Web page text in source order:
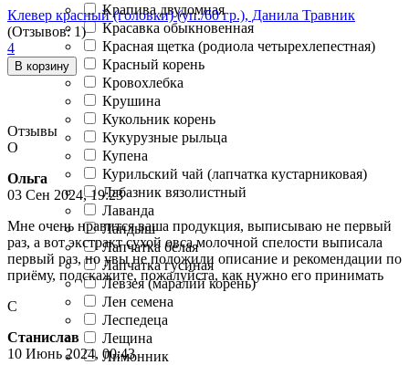
Крапива двудомная
Красавка обыкновенная
Красная щетка (родиола четырехлепестная)
Красный корень
Кровохлебка
Крушина
Кукольник корень
Кукурузные рыльца
Купена
Курильский чай (лапчатка кустарниковая)
Лабазник вязолистный
Лаванда
Ландыш
Лапчатка белая
Лапчатка гусиная
Левзея (маралий корень)
Лен семена
Леспедеца
Лещина
Лимонник
Клевер красный (головки) (уп./60 гр.), Данила Травник
(Отзывов: 1)
4
В корзину
Отзывы
О
Ольга
03 Сен 2024, 19:23
Мне очень нравится ваша продукция, выписываю не первый
раз, а вот экстракт сухой овса молочной спелости выписала
первый раз, но увы не положили описание и рекомендации по
приёму, подскажите, пожалуйста, как нужно его принимать
С
Станислав
10 Июнь 2024, 00:43